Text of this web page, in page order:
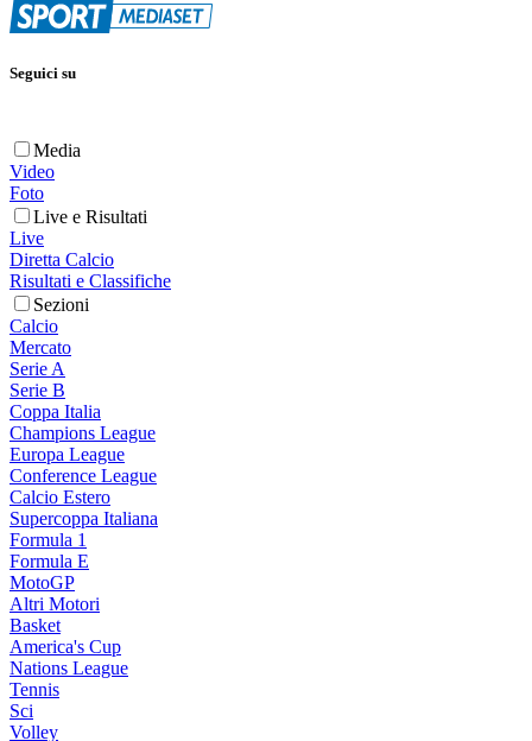
Seguici su
Media
Video
Foto
Live e Risultati
Live
Diretta Calcio
Risultati e Classifiche
Sezioni
Calcio
Mercato
Serie A
Serie B
Coppa Italia
Champions League
Europa League
Conference League
Calcio Estero
Supercoppa Italiana
Formula 1
Formula E
MotoGP
Altri Motori
Basket
America's Cup
Nations League
Tennis
Sci
Volley